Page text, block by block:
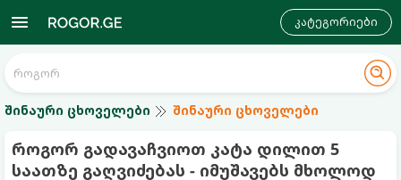
კატეგორიები
შინაური ცხოველები შინაური ცხოველები
როგორ გადავაჩვიოთ კატა დილით 5
საათზე გაღვიძებას - იმუშავებს მხოლოდ